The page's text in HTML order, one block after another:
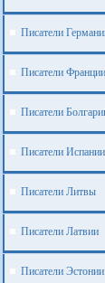
Писатели
Писатели Франции
Писатели
Писатели Испании
Писатели Литвы
Писатели Латвии
Писатели Эстонии